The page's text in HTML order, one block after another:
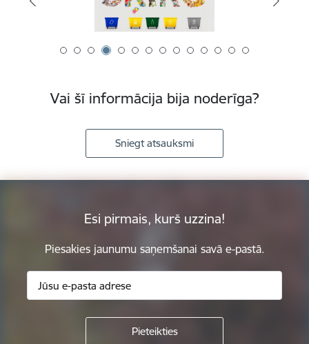
Vai šī informācija bija noderīga?
Sniegt atsauksmi
Esi pirmais, kurš uzzina!
Piesakies jaunumu saņemšanai savā e-pastā.